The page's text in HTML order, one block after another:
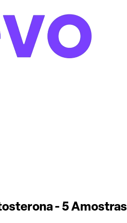
- 5 Amostras